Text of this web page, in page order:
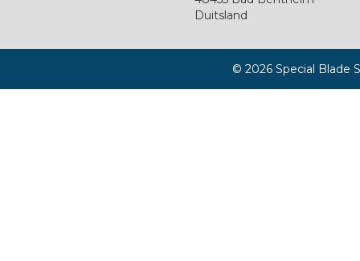
Duitsland
© 2026 Special Blade